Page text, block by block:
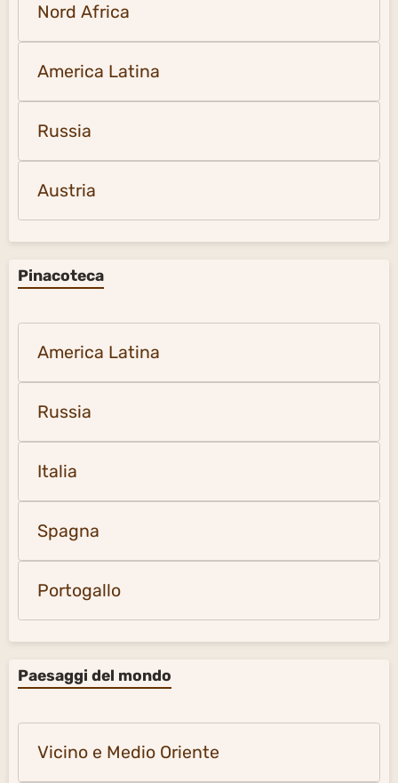
Nord Africa
America Latina
Russia
Austria
Pinacoteca
America Latina
Russia
Italia
Spagna
Portogallo
Paesaggi del mondo
Vicino e Medio Oriente